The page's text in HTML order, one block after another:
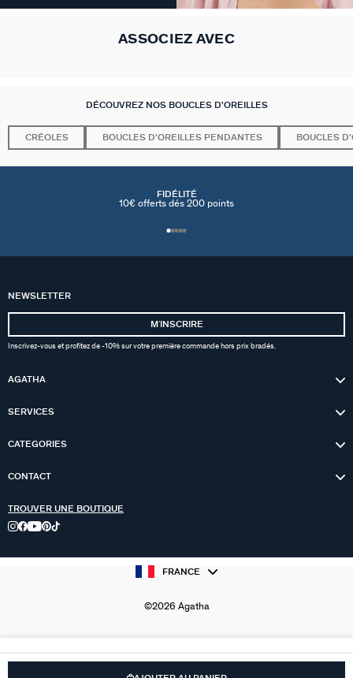
ASSOCIEZ AVEC
DÉCOUVREZ NOS BOUCLES D'OREILLES
CRÉOLES BOUCLES D'OREILLES PENDANTES BOUCLES
FIDÉLITÉ
10€ offerts dés 200 points
NEWSLETTER
MʼINSCRIRE
Inscrivez-vous et profitez de -10% sur votre première commande hors prix bradés.
AGATHA
SERVICES
CATEGORIES
CONTACT
TROUVER UNE BOUTIQUE
FRANCE
©2026 Agatha